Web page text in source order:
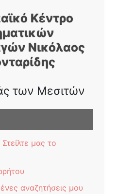
Κέντρο
Nικόλαος
των Μεσιτών
μας το
αναζητήσεις μου